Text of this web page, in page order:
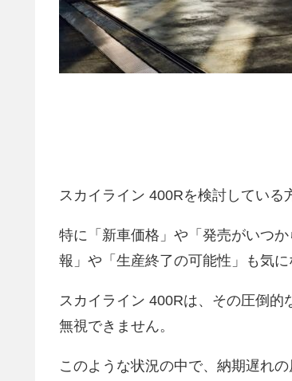
スカイライン 400Rを検討している
特に「新車価格」や「発売がいつ
報」や「生産終了の可能性」も気に
スカイライン 400Rは、その圧倒
無視できません。
このような状況の中で、納期遅れ